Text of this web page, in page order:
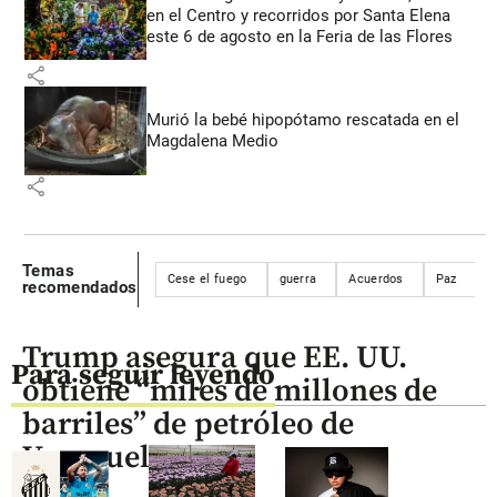
en el Centro y recorridos por Santa Elena
este 6 de agosto en la Feria de las Flores
share
Murió la bebé hipopótamo rescatada en el
Magdalena Medio
share
Temas
recomendados
Cese el fuego guerra Acuerdos Paz
Para seguir leyendo
Trump asegura que EE. UU.
obtiene “miles de millones de
barriles” de petróleo de
Venezuela